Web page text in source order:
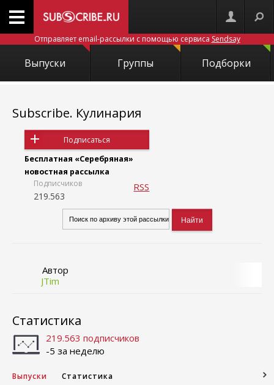
Отправляет email-рассылки с помощью сервиса Sendsay
Выпуски Группы Подборки
Subscribe. Кулинария
Подписаться
Бесплатная «Серебряная»
новостная рассылка
Подписчиков
219.563
RSS
Автор
JTim
Статистика
219.563 подписчиков
-5 за неделю
Выпуски Статистика